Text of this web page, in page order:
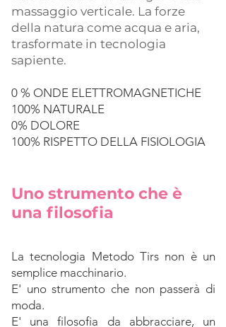
massaggio verticale. La forze
della natura come acqua e aria,
trasformate in tecnologia
sapiente.
0 % ONDE ELETTROMAGNETICHE
100% NATURALE
0% DOLORE
100% RISPETTO DELLA FISIOLOGIA
Uno strumento che è
una filosofia
La tecnologia Metodo Tirs non è un
semplice macchinario.
E' uno strumento che non passerà di
moda.
E' una filosofia da abbracciare, un